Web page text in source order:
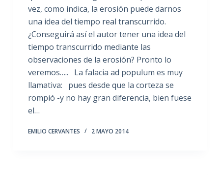
vez, como indica, la erosión puede darnos
una idea del tiempo real transcurrido.
¿Conseguirá así el autor tener una idea del
tiempo transcurrido mediante las
observaciones de la erosión? Pronto lo
veremos….. La falacia ad populum es muy
llamativa: pues desde que la corteza se
rompió -y no hay gran diferencia, bien fuese
el…
EMILIO CERVANTES 2 MAYO 2014